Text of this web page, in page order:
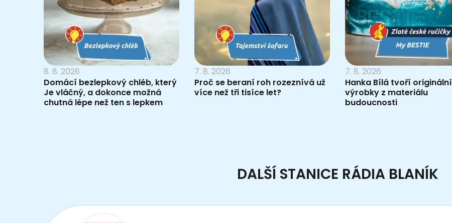
8. 8. 2026
Domácí bezlepkový chléb, který
Je vláčný, a dokonce možná
chutná lépe než ten s lepkem
7. 8. 2026
Proč se beraní roh rozeznívá už
více než tři tisíce let?
7. 8. 2026
Hanka Bílá tvoří originální
výrobky z materiálu
budoucnosti
DALŠÍ STANICE RÁDIA BLANÍK